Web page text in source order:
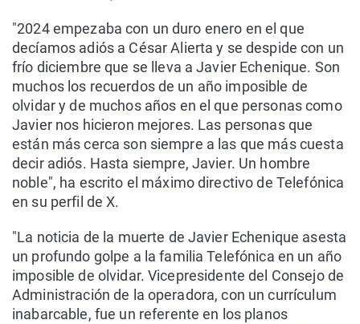
"2024 empezaba con un duro enero en el que
decíamos adiós a César Alierta y se despide con un
frío diciembre que se lleva a Javier Echenique. Son
muchos los recuerdos de un año imposible de
olvidar y de muchos años en el que personas como
Javier nos hicieron mejores. Las personas que
están más cerca son siempre a las que más cuesta
decir adiós. Hasta siempre, Javier. Un hombre
noble", ha escrito el máximo directivo de Telefónica
en su perfil de X.
"La noticia de la muerte de Javier Echenique asesta
un profundo golpe a la familia Telefónica en un año
imposible de olvidar. Vicepresidente del Consejo de
Administración de la operadora, con un currículum
inabarcable, fue un referente en los planos